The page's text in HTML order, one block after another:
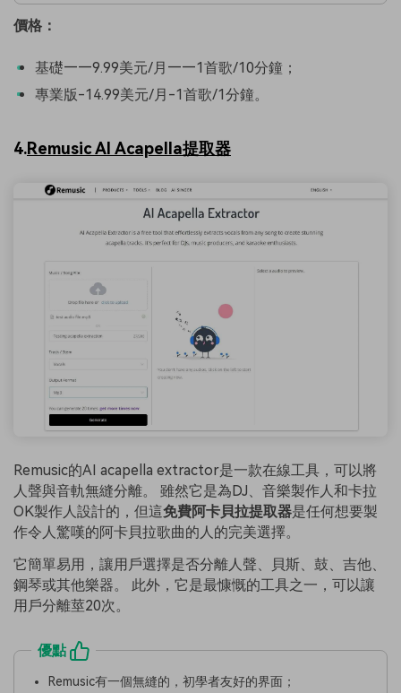
價格：
基礎——9.99美元/月——1首歌/10分鐘；
專業版-14.99美元/月-1首歌/1分鐘。
4.Remusic AI Acapella提取器
Remusic的AI acapella extractor是一款在線工具，可以將
人聲與音軌無縫分離。 雖然它是為DJ、音樂製作人和卡拉
OK製作人設計的，但這免費阿卡貝拉提取器是任何想要製
作令人驚嘆的阿卡貝拉歌曲的人的完美選擇。
它簡單易用，讓用戶選擇是否分離人聲、貝斯、鼓、吉他、
鋼琴或其他樂器。 此外，它是最慷慨的工具之一，可以讓
用戶分離莖20次。
優點
Remusic有一個無縫的，初學者友好的界面；